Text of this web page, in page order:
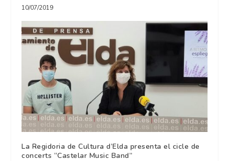
10/07/2019
La Regidoria de Cultura d’Elda presenta el cicle de
concerts “Castelar Music Band”